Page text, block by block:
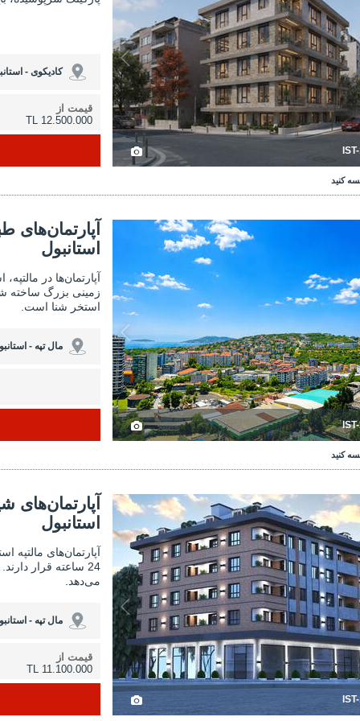
کادیکوی -
قیمت از
12.500.000 TL
کنید
آپارتمان‌های طبقه متوسط طبقه متوسط ​​با منظره دریا در مالتپه استانبول 3
آپارتمان‌های
استانبول
آپارتمان‌ها در
زمینی بزرگ ساخته
استخر شنا است.
مال تپه -
کنید
آپارتمان‌های شیک با شیک با پارکینگ سرپوشیده در مالتپه استانبول 3
آپارتمان‌های
استانبول
آپارتمان‌های مالتپه
24 ساعته قرار
می‌دهد.
مال تپه -
قیمت از
11.100.000 TL